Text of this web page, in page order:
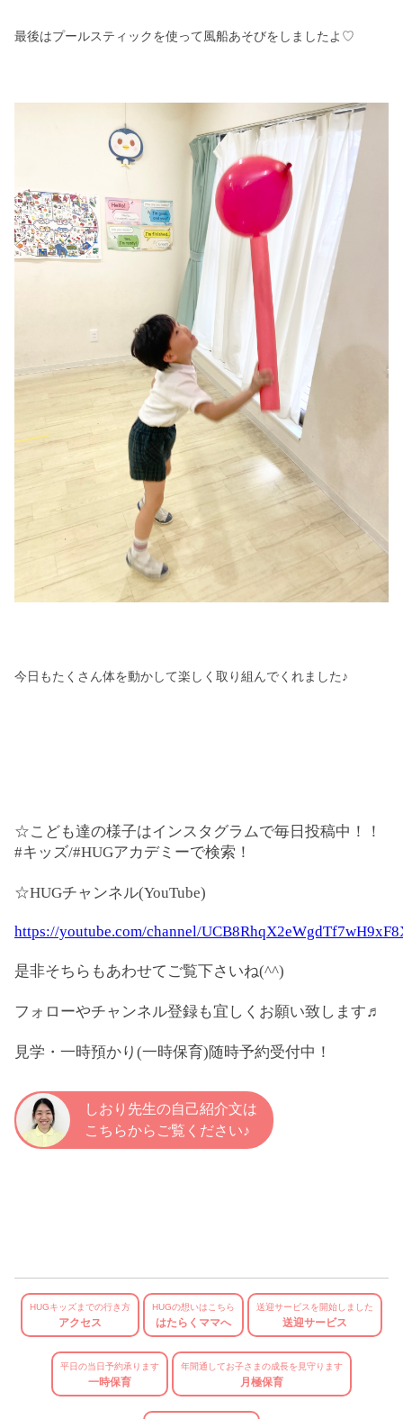
最後はプールスティックを使って風船あそびをしましたよ♡
今日もたくさん体を動かして楽しく取り組んでくれました♪
☆こども達の様子はインスタグラムで毎日投稿中！！
#キッズ/#HUGアカデミーで検索！
☆HUGチャンネル(YouTube)
https://youtube.com/channel/
是非そちらもあわせてご覧下さいね(^^)
フォローやチャンネル登録も宜しくお願い致します♬
見学・一時預かり(一時保育)随時予約受付中！
しおり先生の自己紹介文は
こちらからご覧ください♪
HUGキッズまでの行き方
アクセス
HUGの想いはこちら
はたらくママへ
送迎サービスを開始しました
送迎サービス
平日の当日予約承ります
一時保育
年間通してお子さまの成長を見守ります
月極保育